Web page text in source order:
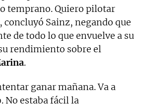
temprano. Quiero pilotar
Sainz, negando que
de todo lo que envuelve a su
rendimiento sobre el
.
ganar mañana. Va a
No estaba fácil la